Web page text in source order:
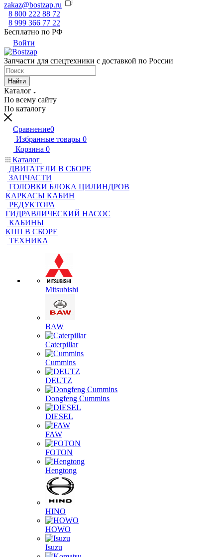
zakaz@bostzap.ru
8 800 222 88 72
8 999 366 77 22
Бесплатно по РФ
Войти
Запчасти для спецтехники с доставкой по России
Найти
Каталог
По всему сайту
По каталогу
Сравнение0
Избранные товары 0
Корзина 0
Каталог
ДВИГАТЕЛИ В СБОРЕ
ЗАПЧАСТИ
ГОЛОВКИ БЛОКА ЦИЛИНДРОВ
КАРКАСЫ КАБИН
РЕДУКТОРА
ГИДРАВЛИЧЕСКИЙ НАСОС
КАБИНЫ
КПП В СБОРЕ
ТЕХНИКА
Mitsubishi
BAW
Caterpillar
Cummins
DEUTZ
Dongfeng Cummins
DIESEL
FAW
FOTON
Hengtong
HINO
HOWO
Isuzu